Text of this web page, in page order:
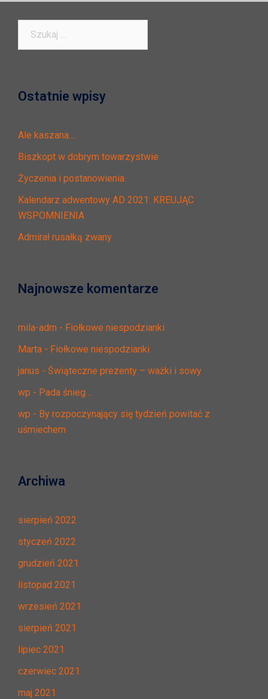
Ostatnie wpisy
Ale kaszana….
Biszkopt w dobrym towarzystwie
Życzenia i postanowienia
Kalendarz adwentowy AD 2021: KREUJĄC
WSPOMNIENIA
Admirał rusałką zwany
Najnowsze komentarze
mila-adm - Fiołkowe niespodzianki
Marta - Fiołkowe niespodzianki
janus - Świąteczne prezenty – ważki i sowy
wp - Pada śnieg…
wp - By rozpoczynający się tydzień powitać z
uśmiechem
Archiwa
sierpień 2022
styczeń 2022
grudzień 2021
listopad 2021
wrzesień 2021
sierpień 2021
lipiec 2021
czerwiec 2021
maj 2021